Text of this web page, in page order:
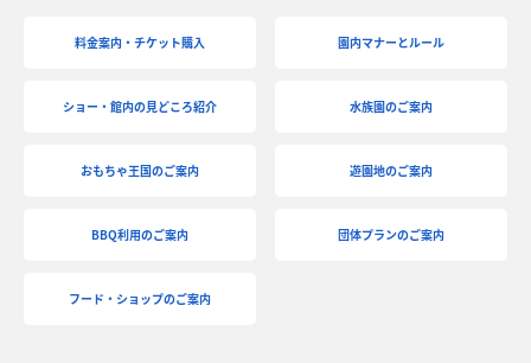
料金案内・チケット購入 園内マナーとルール
ショー・館内の見どころ紹介 水族園のご案内
おもちゃ王国のご案内 遊園地のご案内
BBQ利用のご案内 団体プランのご案内
フード・ショップのご案内